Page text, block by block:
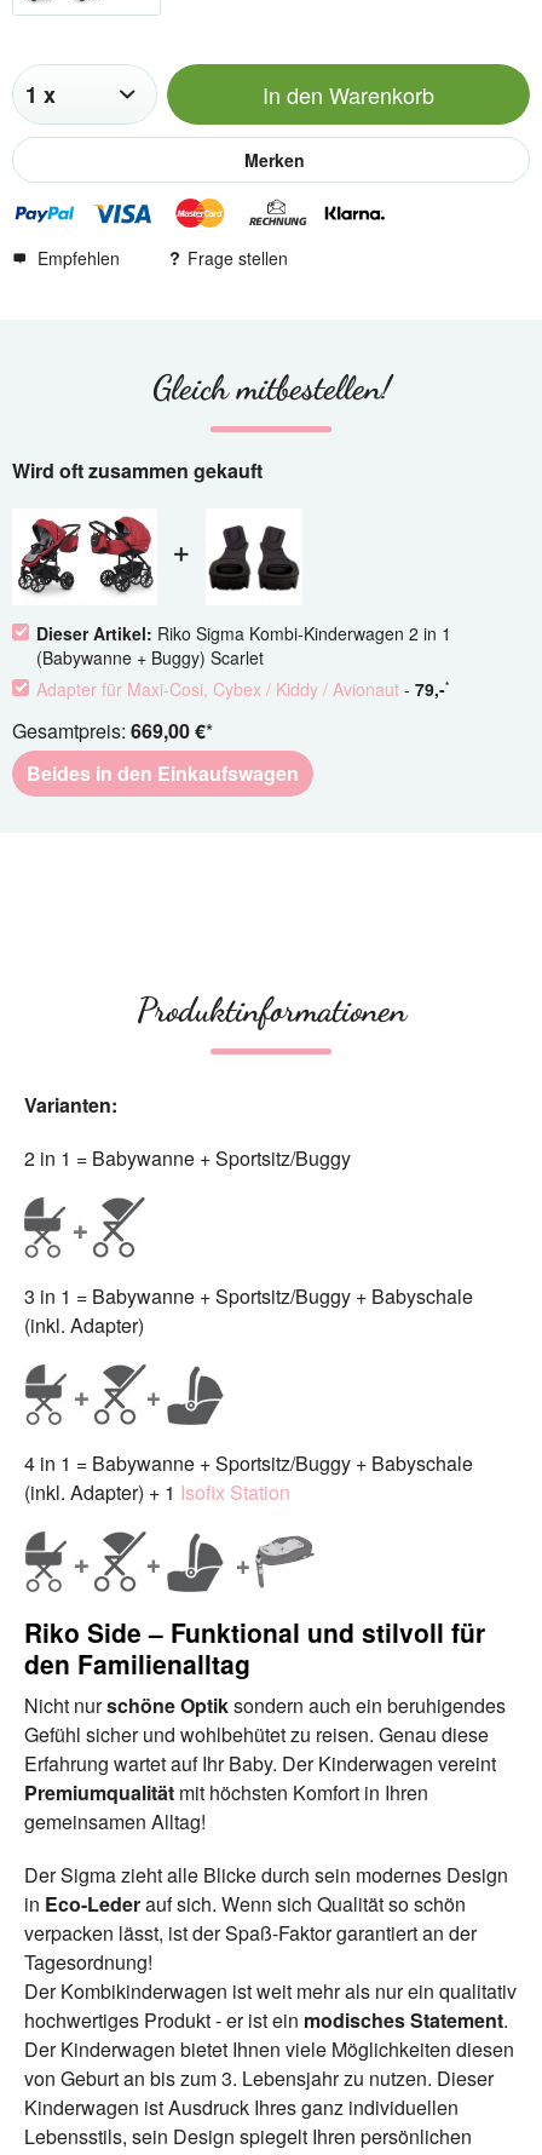
In den Warenkorb
Merken
Empfehlen Frage stellen
Gleich mitbestellen!
Wird oft zusammen gekauft
Dieser Artikel: Riko Sigma Kombi-Kinderwagen 2 in 1
(Babywanne + Buggy) Scarlet
Adapter für Maxi-Cosi, Cybex / Kiddy / Avionaut - 79,-*
Gesamtpreis: 669,00 €*
Beides in den Einkaufswagen
Produktinformationen
Varianten:
2 in 1 = Babywanne + Sportsitz/Buggy
3 in 1 = Babywanne + Sportsitz/Buggy + Babyschale
(inkl. Adapter)
4 in 1 = Babywanne + Sportsitz/Buggy + Babyschale
(inkl. Adapter) + 1 Isofix Station
Riko Side – Funktional und stilvoll für
den Familienalltag
Nicht nurschöne Optiksondern auch ein beruhigendes
Gefühl sicher und wohlbehütet zu reisen. Genau diese
Erfahrung wartet auf Ihr Baby. Der Kinderwagen vereint
Premiumqualität mit höchsten Komfort in Ihren
gemeinsamen Alltag!
Der Sigma zieht alle Blicke durch sein modernes Design
in Eco-Lederauf sich. Wenn sich Qualität so schön
verpacken lässt, ist der Spaß-Faktor garantiert an der
Tagesordnung!
Der Kombikinderwagen ist weit mehr als nur ein qualitativ
hochwertiges Produkt - er ist ein modisches Statement.
Der Kinderwagen bietet Ihnen viele Möglichkeiten diesen
von Geburt an bis zum 3. Lebensjahr zu nutzen. Dieser
Kinderwagen ist Ausdruck Ihres ganz individuellen
Lebensstils, sein Design spiegelt Ihren persönlichen